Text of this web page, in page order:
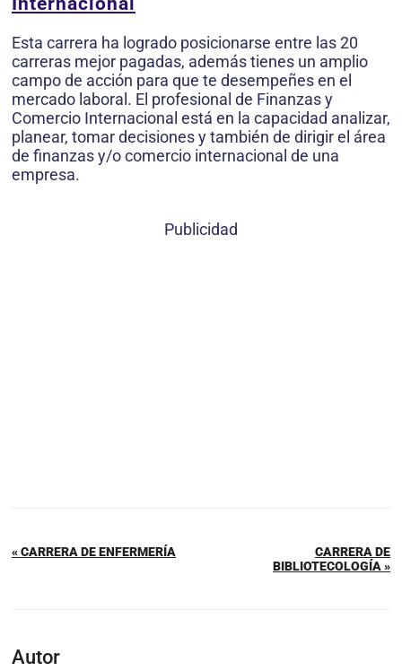
Esta carrera ha logrado posicionarse entre las 20
carreras mejor pagadas, además tienes un amplio
campo de acción para que te desempeñes en el
mercado laboral. El profesional de Finanzas y
Comercio Internacional está en la capacidad analizar,
planear, tomar decisiones y también de dirigir el área
de finanzas y/o comercio internacional de una
empresa.
Publicidad
« CARRERA DE ENFERMERÍA
CARRERA DE
BIBLIOTECOLOGÍA »
Autor